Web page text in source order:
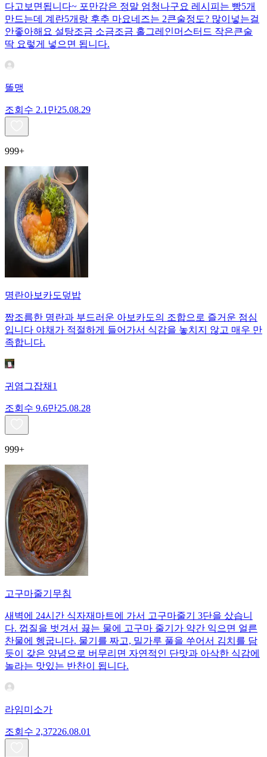
다고보면됩니다~ 포만감은 정말 엄청나구요 레시피는 빵5개
만드는데 계란5개랑 후추 마요네즈는 2큰술정도? 많이넣는걸
안좋아해요 설탕조금 소금조금 홀그레인머스터드 작은큰술
딱 요렇게 넣으면 됩니다.
똘맹
조회수 2.1만25.08.29
999+
명란아보카도덮밥
짭조름한 명란과 부드러운 아보카도의 조합으로 즐거운 점심
입니다 야채가 적절하게 들어가서 식감을 놓치지 않고 매우 만
족합니다.
귀염그잡채1
조회수 9.6만25.08.28
999+
고구마줄기무침
새벽에 24시간 식자재마트에 가서 고구마줄기 3단을 샀습니
다. 껍질을 벗겨서 끓는 물에 고구마 줄기가 약간 익으면 얼른
찬물에 헹굽니다. 물기를 짜고, 밀가루 풀을 쑤어서 김치를 담
듯이 갖은 양념으로 버무리면 자연적인 단맛과 아삭한 식감에
놀라는 맛있는 반찬이 됩니다.
라임미소가
조회수 2,37226.08.01